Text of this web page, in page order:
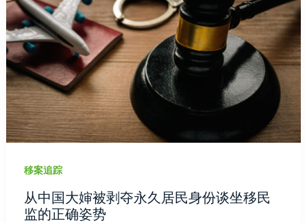
移案追踪
从中国大婶被剥夺永久居民身份谈坐移民
监的正确姿势